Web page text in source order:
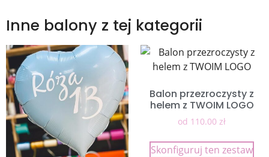
Inne balony z tej kategorii
Balon przezroczysty z
helem z TWOIM LOGO
od 110.00 zł
Skonfiguruj ten zestaw